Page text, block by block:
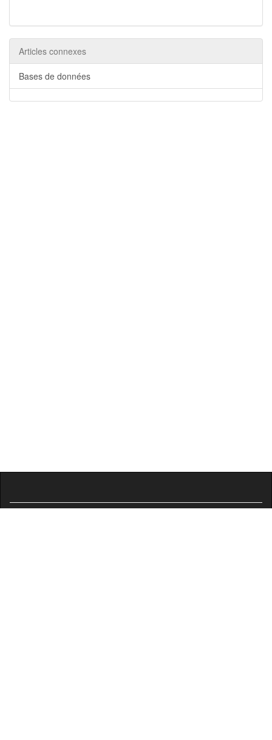
Articles connexes
Bases de données